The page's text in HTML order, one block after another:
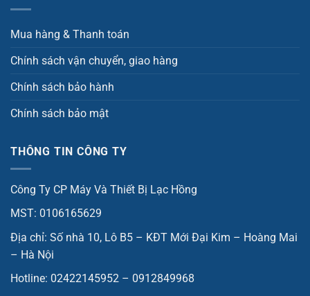
Mua hàng & Thanh toán
Chính sách vận chuyển, giao hàng
Chính sách bảo hành
Chính sách bảo mật
THÔNG TIN CÔNG TY
Công Ty CP Máy Và Thiết Bị Lạc Hồng
MST: 0106165629
Địa chỉ: Số nhà 10, Lô B5 – KĐT Mới Đại Kim – Hoàng Mai
– Hà Nội
Hotline: 02422145952 – 0912849968